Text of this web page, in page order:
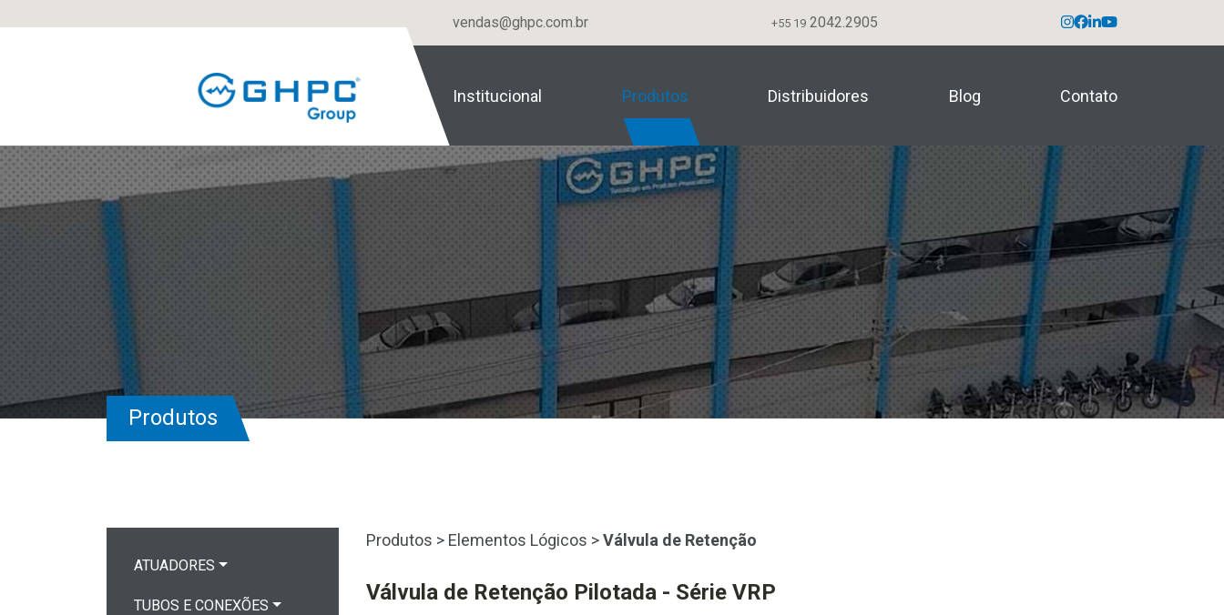
vendas@ghpc.com.br +55 19 2042.2905
Institucional Produtos Distribuidores Blog Contato
Produtos
ATUADORES
TUBOS E CONEXÕES
Produtos > Elementos Lógicos >Válvula de Retenção
Válvula de Retenção Pilotada - Série VRP